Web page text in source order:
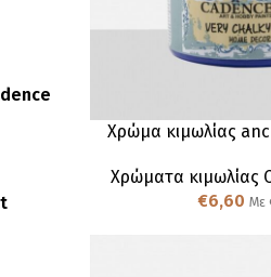
Χρώμα κιμωλίας
Χρώματα κιμωλίας
€6,60 Με